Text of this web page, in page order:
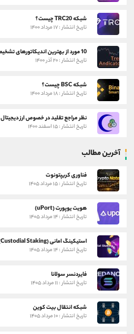
شبکه TRC20 چیست؟
تاریخ انتشار : ۱۷ مرداد ۱۴۰۰
10 مورد از بهترین اندیکاتورهای تشخیص روند
تاریخ انتشار : ۲۰ آذر ۱۴۰۰
شبکه BSC چیست؟
تاریخ انتشار : ۱۸ مرداد ۱۴۰۰
نظر مراجع تقلید در خصوص ارز دیجیتال
تاریخ انتشار : ۱۵ اسفند ۱۴۰۰
آخرین مطالب
فناوری کریپتونوت
تاریخ انتشار : ۱۵ مرداد ۱۴۰۵
هویت یوپورت (uPort)
تاریخ انتشار : ۱۴ مرداد ۱۴۰۵
استیکینگ امانی (Custodial Staking)
تاریخ انتشار : ۱۴ مرداد ۱۴۰۵
فایردنسر سولانا
تاریخ انتشار : ۱۱ مرداد ۱۴۰۵
شبکه انتقال بیت کوین
تاریخ انتشار : ۱۰ مرداد ۱۴۰۵